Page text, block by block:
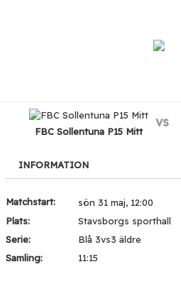
TRUPPENFBC Sollentuna P15 Mitt
vs
INFORMATION
Matchstart:
sön 31 maj, 12:00
Plats:
Stavsborgs sporthall
Serie:
Blå 3vs3 äldre
Samling:
11:15